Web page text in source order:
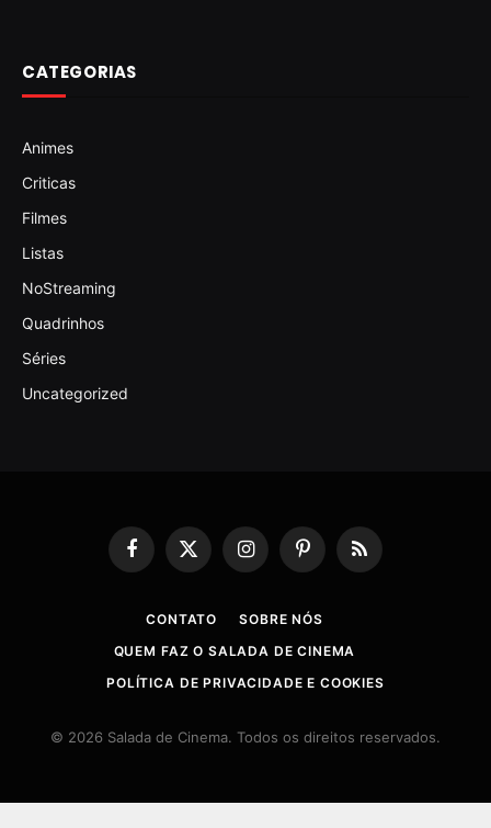
CATEGORIAS
Animes
Criticas
Filmes
Listas
NoStreaming
Quadrinhos
Séries
Uncategorized
Facebook
X
(Twitter)
InstagramPinterestRSS
CONTATO
SOBRE NÓS
QUEM FAZ O SALADA DE CINEMA
POLÍTICA DE PRIVACIDADE E COOKIES
© 2026 Salada de Cinema. Todos os direitos reservados.